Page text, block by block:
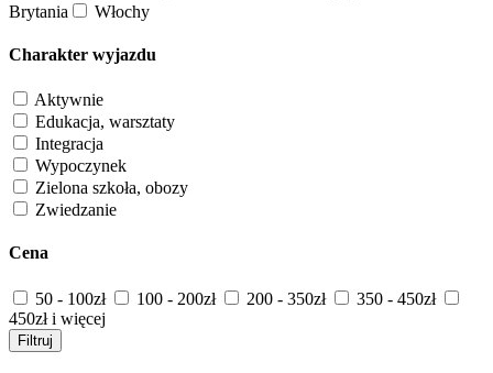
Brytania
Włochy
Charakter wyjazdu
Aktywnie
Edukacja, warsztaty
Integracja
Wypoczynek
Zielona szkoła, obozy
Zwiedzanie
Cena
50 - 100zł 100 - 200zł 200 - 350zł
350 - 450zł
450zł i więcej
Filtruj